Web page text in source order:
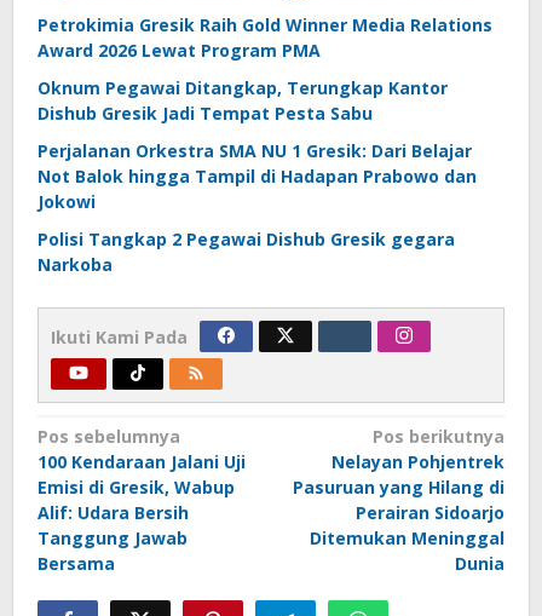
Petrokimia Gresik Raih Gold Winner Media Relations
Award 2026 Lewat Program PMA
Oknum Pegawai Ditangkap, Terungkap Kantor
Dishub Gresik Jadi Tempat Pesta Sabu
Perjalanan Orkestra SMA NU 1 Gresik: Dari Belajar
Not Balok hingga Tampil di Hadapan Prabowo dan
Jokowi
Polisi Tangkap 2 Pegawai Dishub Gresik gegara
Narkoba
Ikuti Kami Pada
Navigasi
pos
Pos sebelumnya
100 Kendaraan Jalani Uji
Emisi di Gresik, Wabup
Alif: Udara Bersih
Tanggung Jawab
Bersama
Pos berikutnya
Nelayan Pohjentrek
Pasuruan yang Hilang di
Perairan Sidoarjo
Ditemukan Meninggal
Dunia